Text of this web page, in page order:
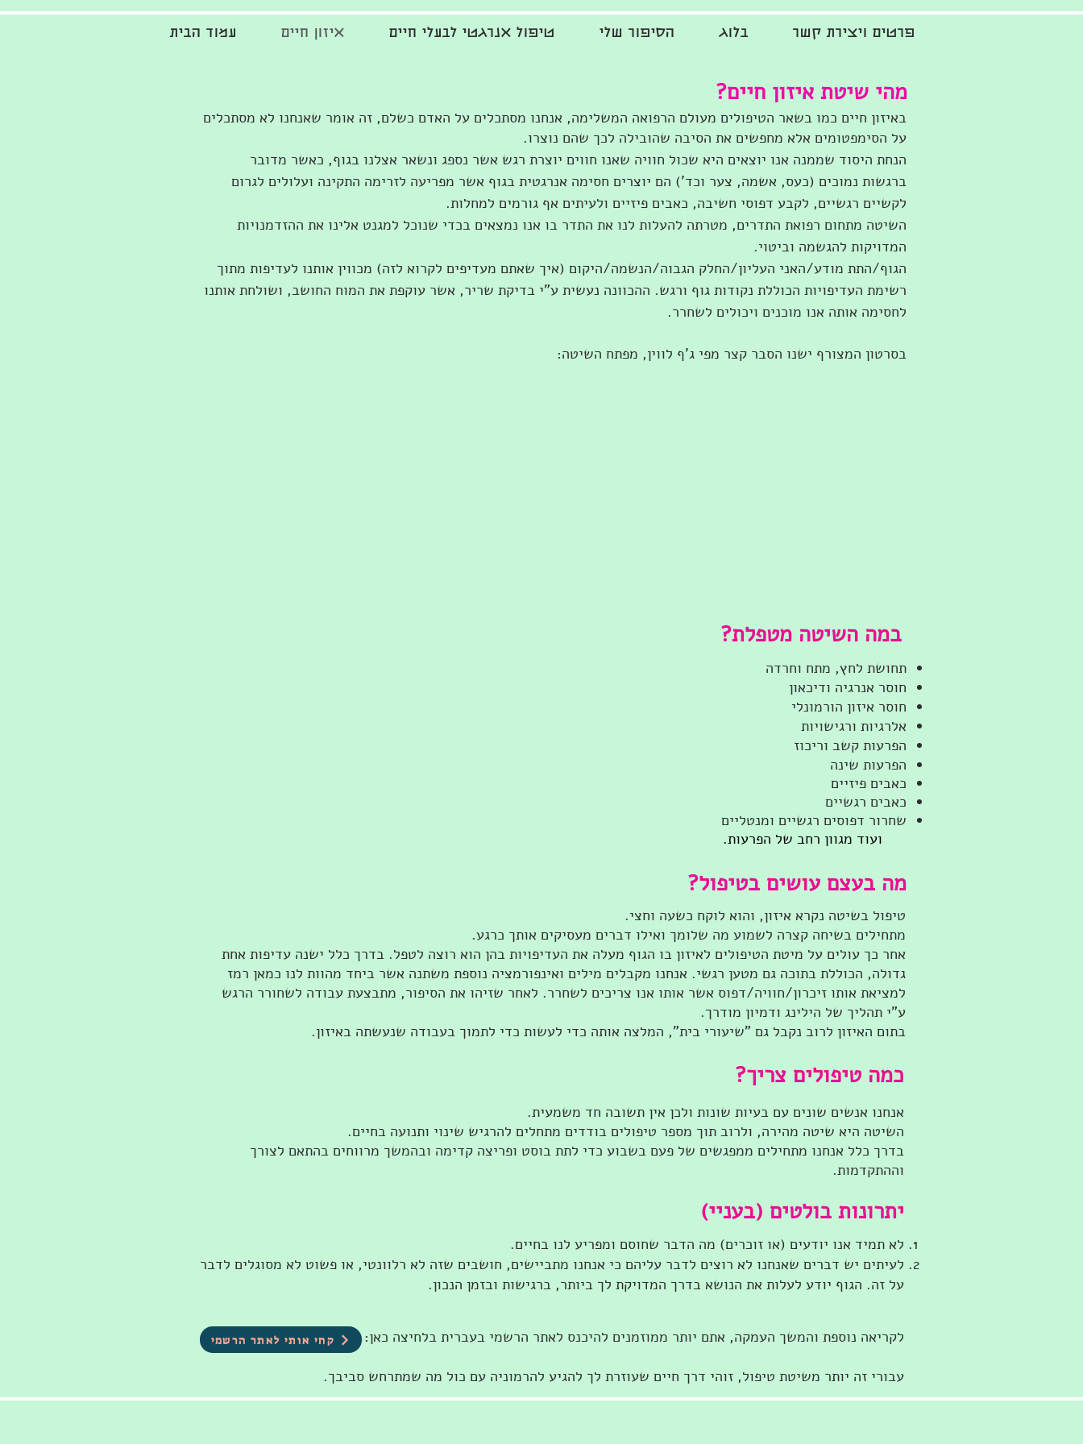
פרטים ויצירת קשר בלוג הסיפור שלי טיפול אנרגטי לבעלי חיים איזון חיים עמוד הבית
מהי שיטת איזון חיים?
באיזון חיים כמו בשאר הטיפולים מעולם הרפואה המשלימה, אנחנו מסתכלים על האדם כשלם, זה אומר שאנחנו לא מסתכלים
על הסימפטומים אלא מחפשים את הסיבה שהובילה לכך שהם נוצרו.
הנחת היסוד שממנה אנו יוצאים היא שכול חוויה שאנו חווים יוצרת רגש אשר נספג ונשאר אצלנו בגוף, כאשר מדובר
ברגשות נמוכים (כעס, אשמה, צער וכד') הם יוצרים חסימה אנרגטית בגוף אשר מפריעה לזרימה התקינה ועלולים לגרום
לקשיים רגשיים, לקבע דפוסי חשיבה, כאבים פיזיים ולעיתים אף גורמים למחלות.
השיטה מתחום רפואת התדרים, מטרתה להעלות לנו את התדר בו אנו נמצאים בכדי שנוכל למגנט אלינו את ההזדמנויות
המדויקות להגשמה וביטוי.
הגוף/התת מודע/האני העליון/החלק הגבוה/הנשמה/היקום (איך שאתם מעדיפים לקרוא לזה) מכווין אותנו לעדיפות מתוך
רשימת העדיפויות הכוללת נקודות גוף ורגש. ההכוונה נעשית ע"י בדיקת שריר, אשר עוקפת את המוח החושב, ושולחת אותנו
לחסימה אותה אנו מוכנים ויכולים לשחרר.
בסרטון המצורף ישנו הסבר קצר מפי ג'ף לווין, מפתח השיטה:
במה השיטה מטפלת?
תחושת לחץ, מתח וחרדה
חוסר אנרגיה ודיכאון
חוסר איזון הורמונלי
אלרגיות ורגישויות
הפרעות קשב וריכוז
הפרעות שינה
כאבים פיזיים
כאבים רגשיים
שחרור דפוסים רגשיים ומנטליים
ועוד מגוון רחב של הפרעות.
מה בעצם עושים בטיפול?
טיפול בשיטה נקרא איזון, והוא לוקח כשעה וחצי.​
מתחילים בשיחה קצרה לשמוע מה שלומך ואילו דברים מעסיקים אותך כרגע.
אחר כך עולים על מיטת הטיפולים לאיזון בו הגוף מעלה את העדיפויות בהן הוא רוצה לטפל. בדרך כלל ישנה עדיפות אחת
גדולה, הכוללת בתוכה גם מטען רגשי. אנחנו מקבלים מילים ואינפורמציה נוספת משתנה אשר ביחד מהוות לנו כמאן רמז
למציאת אותו זיכרון/חוויה/דפוס אשר אותו אנו צריכים לשחרר. לאחר שזיהו את הסיפור, מתבצעת עבודה לשחורר הרגש
ע"י תהליך של הילינג ודמיון מודרך.
בתום האיזון לרוב נקבל גם "שיעורי בית", המלצה אותה כדי לעשות כדי לתמוך בעבודה שנעשתה באיזון.
כמה טיפולים צריך?
אנחנו אנשים שונים עם בעיות שונות ולכן אין תשובה חד משמעית.
השיטה היא שיטה מהירה, ולרוב תוך מספר טיפולים בודדים מתחלים להרגיש שינוי ותנועה בחיים.
בדרך כלל אנחנו מתחילים ממפגשים של פעם בשבוע כדי לתת בוסט ופריצה קדימה ובהמשך מרווחים בהתאם לצורך
וההתקדמות.
יתרונות בולטים (בעניי)
לא תמיד אנו יודעים (או זוכרים) מה הדבר שחוסם ומפריע לנו בחיים.
לעיתים יש דברים שאנחנו לא רוצים לדבר עליהם כי אנחנו מתביישים, חושבים שזה לא רלוונטי, או פשוט לא מסוגלים לדבר
על זה. הגוף יודע לעלות את הנושא בדרך המדויקת לך ביותר, ברגישות ובזמן הנכון.
קחי אותי לאתר הרשמי לקריאה נוספת והמשך העמקה, אתם יותר ממוזמנים להיכנס לאתר הרשמי בעברית בלחיצה כאן:
עבורי זה יותר משיטת טיפול, זוהי דרך חיים שעוזרת לך להגיע להרמוניה עם כול מה שמתרחש סביבך.